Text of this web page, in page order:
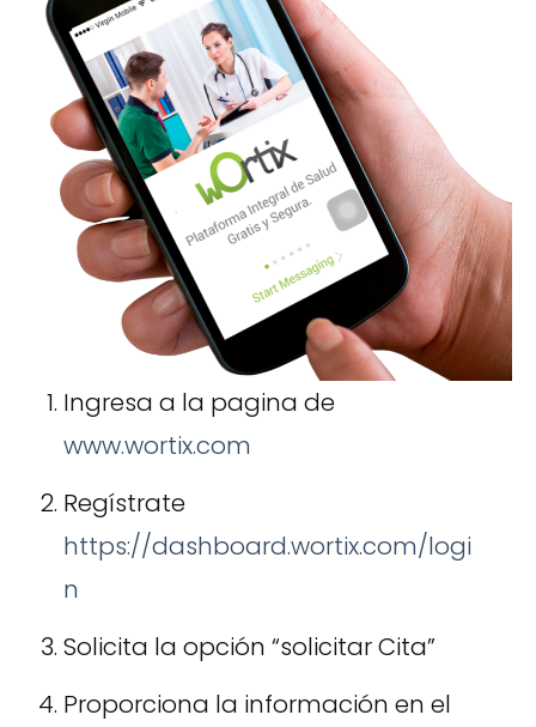
Ingresa a la pagina de
www.wortix.com
Regístrate
https://dashboard.wortix.com/logi
n
Solicita la opción “solicitar Cita”
Proporciona la información en el